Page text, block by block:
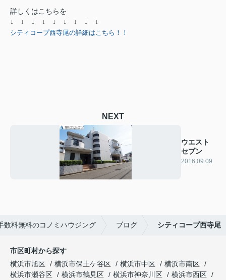
詳しくはこちらを
↓ ↓ ↓ ↓ ↓ ↓ ↓ ↓ ↓
シティコープ西寺尾の詳細はこちら！！
NEXT
ウエスト
セブン
2016.09.09
数料無料のコノミハウジング ブログ シティコープ西寺尾
市区町村から探す
横浜市旭区
横浜市保土ケ谷区 横浜市中区
横浜市南区
横浜市瀬谷区
横浜市鶴見区 横浜市神奈川区
横浜市西区